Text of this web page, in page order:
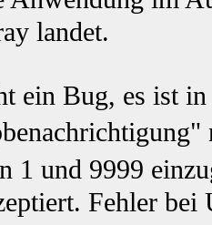
landet.
ein Bug, es ist
1 und 9999
Fehler bei